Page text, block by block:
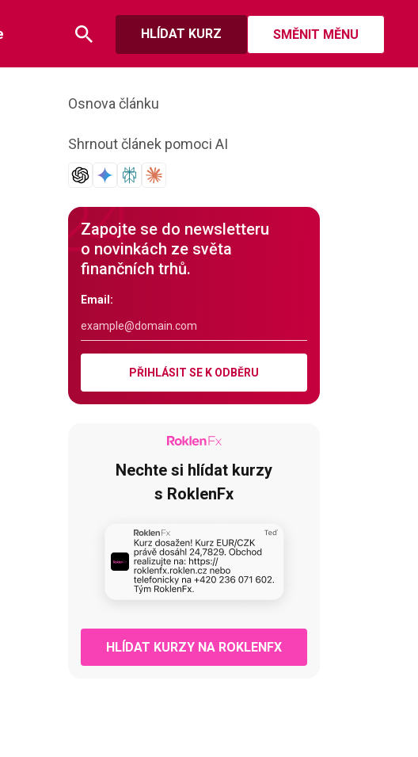
HLÍDAT KURZ SMĚNIT MĚNU
Osnova článku
Shrnout článek pomoci AI
Zapojte se do newsletteru
o novinkách ze světa
finančních trhů.
Email:
PŘIHLÁSIT SE K ODBĚRU
Nechte si hlídat kurzy
s RoklenFx
HLÍDAT KURZY NA ROKLENFX